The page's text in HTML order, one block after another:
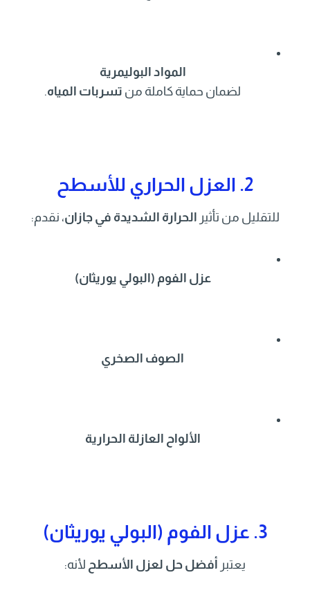
المواد البوليمرية
لضمان حماية كاملة من تسربات المياه.
2. العزل الحراري للأسطح
للتقليل من تأثير الحرارة الشديدة في جازان، نقدم:
عزل الفوم (البولي يوريثان)
الصوف الصخري
الألواح العازلة الحرارية
3. عزل الفوم (البولي يوريثان)
يعتبر أفضل حل لعزل الأسطح لأنه: